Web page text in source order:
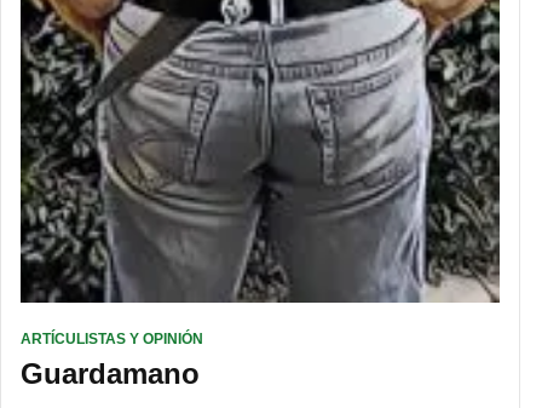
ARTÍCULISTAS Y OPINIÓN
Guardamano